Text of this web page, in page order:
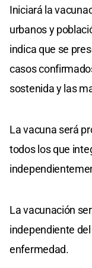
Iniciará la
urbanos y
indica que se
casos
sostenida y las
La vacuna será
todos los que
La vacunación
independiente
enfermedad.